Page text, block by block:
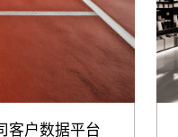
客户数据平台